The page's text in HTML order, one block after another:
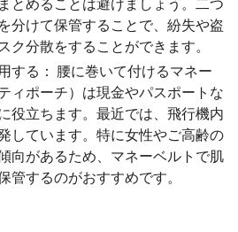
分けて保管することで、紛失や盗
ク分散をすることができます。
する： 腰に巻いて付けるマネー
ィポーチ）は現金やパスポートな
役立ちます。最近では、飛行機内
しています。特に女性やご高齢の
向があるため、マネーベルトで肌
管するのがおすすめです。